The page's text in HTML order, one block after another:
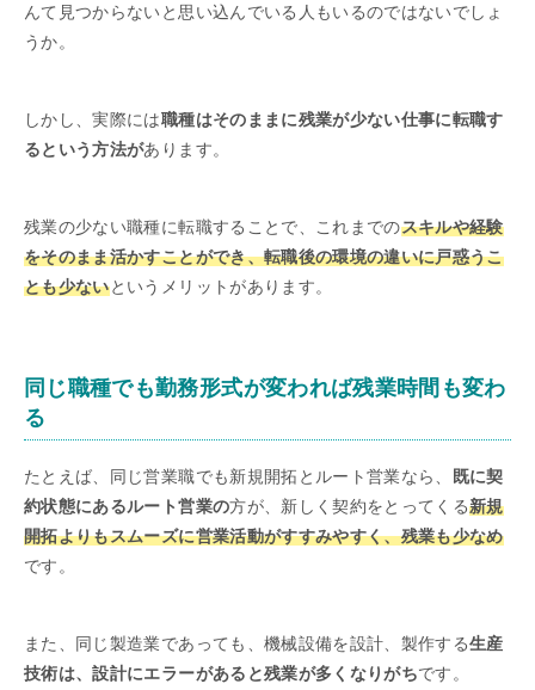
んて見つからないと思い込んでいる人もいるのではないでしょ
うか。
しかし、実際には職種はそのままに残業が少ない仕事に転職す
るという方法があります。
残業の少ない職種に転職することで、これまでのスキルや経験
をそのまま活かすことができ、転職後の環境の違いに戸惑うこ
とも少ないというメリットがあります。
同じ職種でも勤務形式が変われば残業時間も変わ
る
たとえば、同じ営業職でも新規開拓とルート営業なら、
既に契
約状態にあるルート営業の方が、新しく契約をとってくる新規
開拓よりもスムーズに営業活動がすすみやすく、残業も少なめ
です。
また、同じ製造業であっても、機械設備を設計、製作する生産
技術は、設計にエラーがあると残業が多くなりがちです。